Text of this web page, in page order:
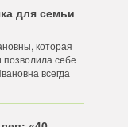
для семьи
которая
себе
всегда